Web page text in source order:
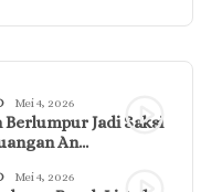
Mei 4, 2026
Berlumpur Jadi Saksi
An…
Mei 4, 2026